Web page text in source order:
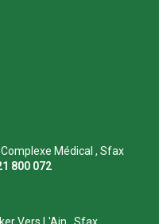
Médical , Sfax
800 072